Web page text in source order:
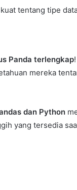
tentang tipe
Panda terlengkap
mereka
dan Python
yang tersedia